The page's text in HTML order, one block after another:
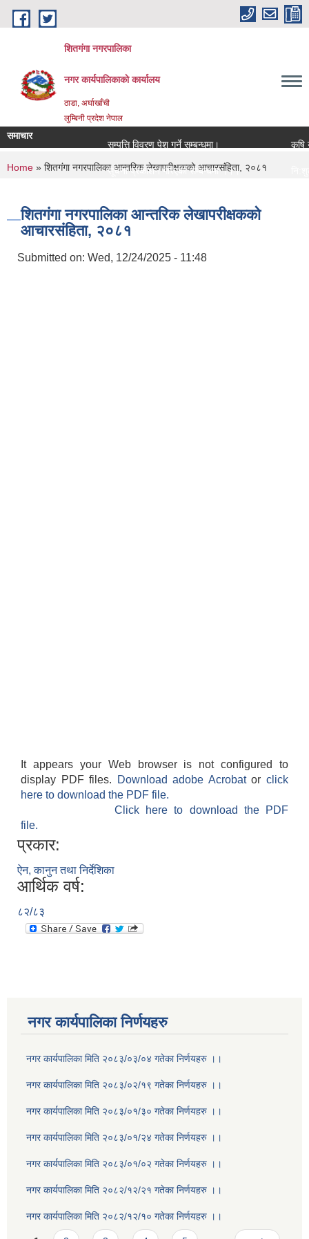
Skip to main content
शितगंगा नगरपालिका
नगर कार्यपालिकाकाे कार्यालय
ठाडा, अर्घाखाँची
लुम्बिनी प्रदेश नेपाल
समाचार
सम्पत्ति विवरण पेश गर्ने सम्बन्धमा।
कृषि
सूचना प्रकाशन गरिएको सम्बन्धमा ।।।
You are here
Home » शितगंगा नगरपालिका आन्तरिक लेखापरीक्षकको आचारसंहिता, २०८१
शितगंगा नगरपालिका आन्तरिक लेखापरीक्षकको
आचारसंहिता, २०८१
Submitted on: Wed, 12/24/2025 - 11:48
It appears your Web browser is not configured to
display PDF files.
Download adobe Acrobatorclick
here to download the PDF file.
Click here to download the PDF
file.
प्रकार:
ऐन, कानुन तथा निर्देशिका
आर्थिक वर्ष:
८२/८३
नगर कार्यपालिका निर्णयहरु
नगर कार्यपालिका मिति २०८३/०३/०४ गतेका निर्णयहरु ।।
नगर कार्यपालिका मिति २०८३/०२/१९ गतेका निर्णयहरु ।।
नगर कार्यपालिका मिति २०८३/०१/३० गतेका निर्णयहरु ।।
नगर कार्यपालिका मिति २०८३/०१/२४ गतेका निर्णयहरु ।।
नगर कार्यपालिका मिति २०८३/०१/०२ गतेका निर्णयहरु ।।
नगर कार्यपालिका मिति २०८२/१२/२१ गतेका निर्णयहरु ।।
नगर कार्यपालिका मिति २०८२/१२/१० गतेका निर्णयहरु ।।